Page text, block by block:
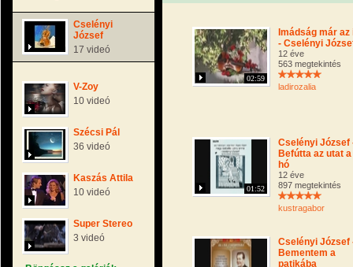
Cselényi
József
17 videó
V-Zoy
10 videó
Szécsi Pál
36 videó
Kaszás Attila
10 videó
Super Stereo
3 videó
02:59
Imádság már az
- Cselényi
12 éve
563 megtekintés
ladirozalia
01:52
Cselényi József
Befútta az utat a
hó
12 éve
897 megtekintés
kustragabor
Cselényi József
Bementem a
patikába